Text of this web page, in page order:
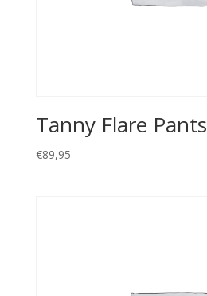
Tanny Flare Pants
€89,95